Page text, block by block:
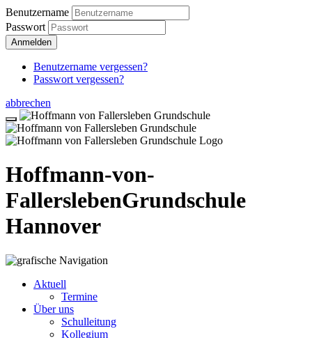
Benutzername
Passwort
Anmelden
Benutzername vergessen?
Passwort vergessen?
abbrechen
Hoffmann-von-
FallerslebenGrundschule
Hannover
Aktuell
Termine
Über uns
Schulleitung
Kollegium